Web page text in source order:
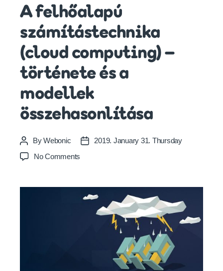
A felhőalapú
számítástechnika
(cloud computing) –
története és a
modellek
összehasonlítása
Post
author
ByWebonic
Post2019. January 31. Thursday
No Comments
számítástechnika
(cloud
computing)